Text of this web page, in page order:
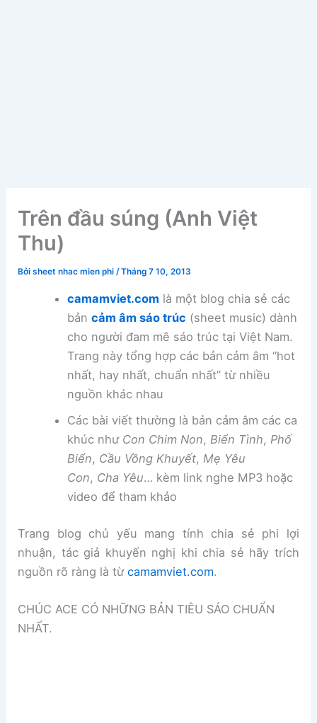
Trên đầu súng (Anh Việt
Thu)
Bởisheet nhac mien phi/Tháng 7 10, 2013
camamviet.com là một blog chia sẻ các
bản cảm âm sáo trúc (sheet music) dành
cho người đam mê sáo trúc tại Việt Nam.
Trang này tổng hợp các bản cảm âm “hot
nhất, hay nhất, chuẩn nhất” từ nhiều
nguồn khác nhau
Các bài viết thường là bản cảm âm các ca
khúc như Con Chim Non, Biển Tình, Phố
Biển, Cầu Vồng Khuyết, Mẹ Yêu
Con, Cha Yêu… kèm link nghe MP3 hoặc
video để tham khảo
Trang blog chủ yếu mang tính chia sẻ phi lợi
nhuận, tác giả khuyến nghị khi chia sẻ hãy trích
nguồn rõ ràng là từcamamviet.com.
CHÚC ACE CÓ NHỮNG BẢN TIÊU SÁO CHUẨN
NHẤT.